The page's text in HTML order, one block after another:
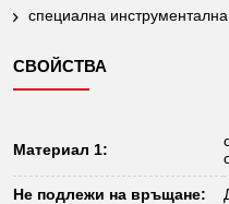
специална
СВОЙСТВА
Материал 1:
Не подлежи на връщане: